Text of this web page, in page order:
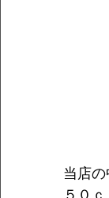
当店